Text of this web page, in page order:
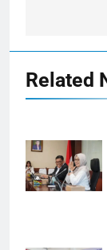
Related